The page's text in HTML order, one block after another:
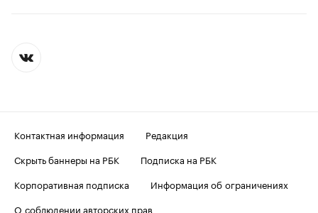
Контактная информация
Редакция
Скрыть баннеры на РБК
Подписка на РБК
Корпоративная подписка
Информация об ограничениях
О соблюдении авторских прав